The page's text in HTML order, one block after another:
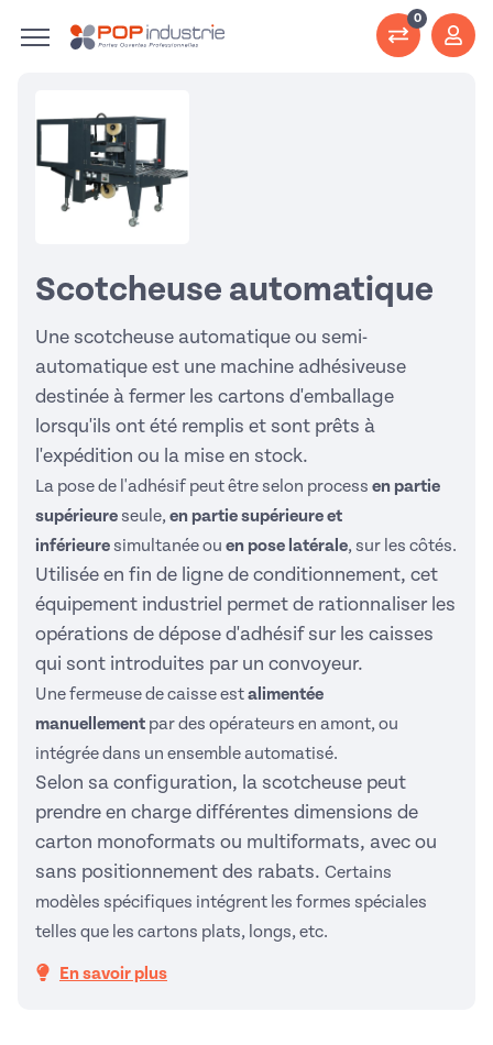
0
Scotcheuse automatique
Une scotcheuse automatique ou semi-
automatique est une machine adhésiveuse
destinée à fermer les cartons d'emballage
lorsqu'ils ont été remplis et sont prêts à
l'expédition ou la mise en stock.
La pose de l'adhésif peut être selon process en partie
supérieureseule,en partie supérieure et
inférieuresimultanée ou en pose latérale, sur les côtés.
Utilisée en fin de ligne de conditionnement, cet
équipement industriel permet de rationnaliser les
opérations de dépose d'adhésif sur les caisses
qui sont introduites par un convoyeur.
Une fermeuse de caisse estalimentée
manuellement par des opérateurs en amont, ou
intégrée dans un ensemble automatisé.
Selon sa configuration, la scotcheuse peut
prendre en charge différentes dimensions de
carton monoformats ou multiformats, avec ou
sans positionnement des rabats. Certains
modèles spécifiques intégrent les formes spéciales
telles que les cartons plats, longs, etc.
En savoir plus